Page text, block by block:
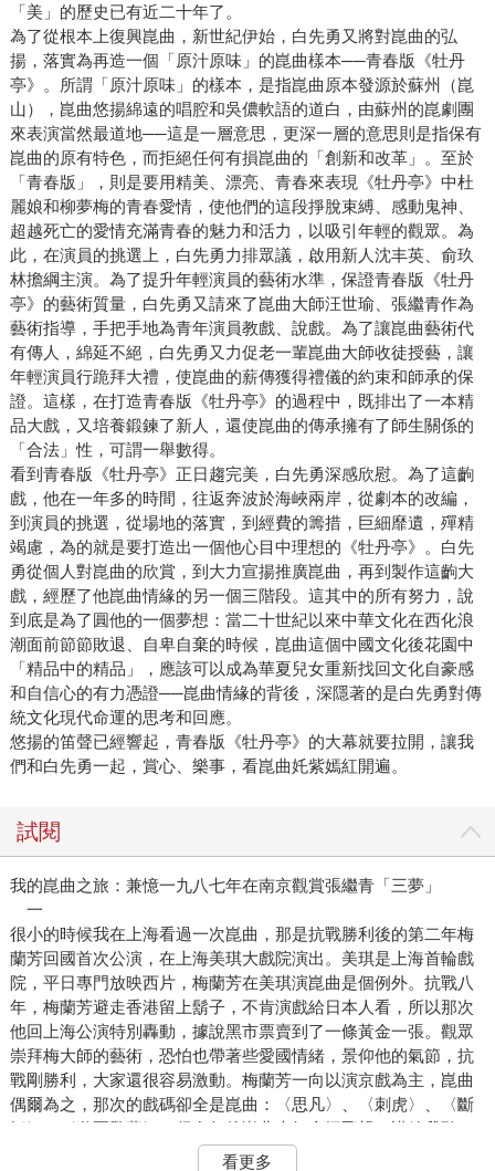
「美」的歷史已有近二十年了。
為了從根本上復興崑曲，新世紀伊始，白先勇又將對崑曲的弘
揚，落實為再造一個「原汁原味」的崑曲樣本──青春版《牡丹
亭》。所謂「原汁原味」的樣本，是指崑曲原本發源於蘇州（崑
山），崑曲悠揚綿遠的唱腔和吳儂軟語的道白，由蘇州的崑劇團
來表演當然最道地──這是一層意思，更深一層的意思則是指保有
崑曲的原有特色，而拒絕任何有損崑曲的「創新和改革」。至於
「青春版」，則是要用精美、漂亮、青春來表現《牡丹亭》中杜
麗娘和柳夢梅的青春愛情，使他們的這段掙脫束縛、感動鬼神、
超越死亡的愛情充滿青春的魅力和活力，以吸引年輕的觀眾。為
此，在演員的挑選上，白先勇力排眾議，啟用新人沈丰英、俞玖
林擔綱主演。為了提升年輕演員的藝術水準，保證青春版《牡丹
亭》的藝術質量，白先勇又請來了崑曲大師汪世瑜、張繼青作為
藝術指導，手把手地為青年演員教戲、說戲。為了讓崑曲藝術代
有傳人，綿延不絕，白先勇又力促老一輩崑曲大師收徒授藝，讓
年輕演員行跪拜大禮，使崑曲的薪傳獲得禮儀的約束和師承的保
證。這樣，在打造青春版《牡丹亭》的過程中，既排出了一本精
品大戲，又培養鍛鍊了新人，還使崑曲的傳承擁有了師生關係的
「合法」性，可謂一舉數得。
看到青春版《牡丹亭》正日趨完美，白先勇深感欣慰。為了這齣
戲，他在一年多的時間，往返奔波於海峽兩岸，從劇本的改編，
到演員的挑選，從場地的落實，到經費的籌措，巨細靡遺，殫精
竭慮，為的就是要打造出一個他心目中理想的《牡丹亭》。白先
勇從個人對崑曲的欣賞，到大力宣揚推廣崑曲，再到製作這齣大
戲，經歷了他崑曲情緣的另一個三階段。這其中的所有努力，說
到底是為了圓他的一個夢想：當二十世紀以來中華文化在西化浪
潮面前節節敗退、自卑自棄的時候，崑曲這個中國文化後花園中
「精品中的精品」，應該可以成為華夏兒女重新找回文化自豪感
和自信心的有力憑證──崑曲情緣的背後，深隱著的是白先勇對傳
統文化現代命運的思考和回應。
悠揚的笛聲已經響起，青春版《牡丹亭》的大幕就要拉開，讓我
們和白先勇一起，賞心、樂事，看崑曲奼紫嫣紅開遍。
試閱
我的崑曲之旅：兼憶一九八七年在南京觀賞張繼青「三夢」
一
很小的時候我在上海看過一次崑曲，那是抗戰勝利後的第二年梅
蘭芳回國首次公演，在上海美琪大戲院演出。美琪是上海首輪戲
院，平日專門放映西片，梅蘭芳在美琪演崑曲是個例外。抗戰八
年，梅蘭芳避走香港留上鬍子，不肯演戲給日本人看，所以那次
他回上海公演特別轟動，據說黑市票賣到了一條黃金一張。觀眾
崇拜梅大師的藝術，恐怕也帶著些愛國情緒，景仰他的氣節，抗
戰剛勝利，大家還很容易激動。梅蘭芳一向以演京戲為主，崑曲
偶爾為之，那次的戲碼卻全是崑曲：〈思凡〉、〈刺虎〉、〈斷
橋〉、〈遊園驚夢〉。很多年後崑曲大師俞振飛親口講給我聽，
原來梅蘭芳在抗戰期間一直沒有唱戲，對自己的嗓子沒有太大把
看更多